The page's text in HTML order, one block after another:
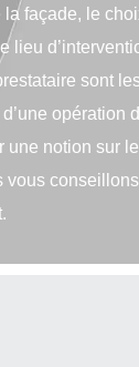
la façade, le
lieu
sont
opération
une notion sur
vous